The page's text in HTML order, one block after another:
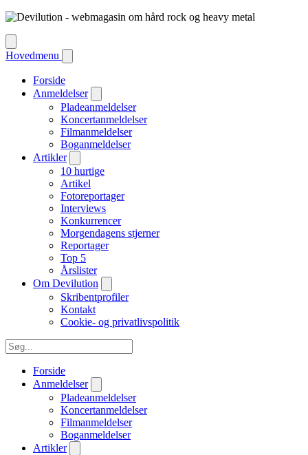
Hovedmenu
Forside
Anmeldelser
Pladeanmeldelser
Koncertanmeldelser
Filmanmeldelser
Boganmeldelser
Artikler
10 hurtige
Artikel
Fotoreportager
Interviews
Konkurrencer
Morgendagens stjerner
Reportager
Top 5
Årslister
Om Devilution
Skribentprofiler
Kontakt
Cookie- og privatlivspolitik
Forside
Anmeldelser
Pladeanmeldelser
Koncertanmeldelser
Filmanmeldelser
Boganmeldelser
Artikler